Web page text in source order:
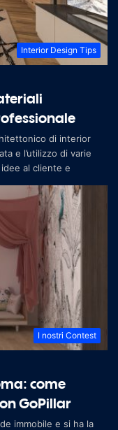
Interior Design Tips
di interior
e l’utilizzo di varie
al cliente e
I nostri Contest
come
GoPillar
immobile e si ha la